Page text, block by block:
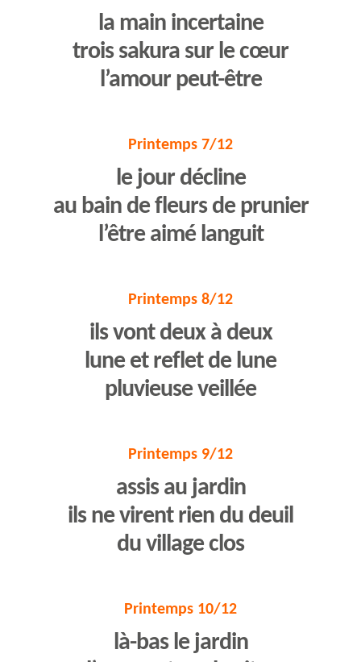
la main incertaine
trois sakura sur le cœur
l’amour peut-être
Printemps 7/12
le jour décline
au bain de fleurs de prunier
l’être aimé languit
Printemps 8/12
ils vont deux à deux
lune et reflet de lune
pluvieuse veillée
Printemps 9/12
assis au jardin
ils ne virent rien du deuil
du village clos
Printemps 10/12
là-bas le jardin